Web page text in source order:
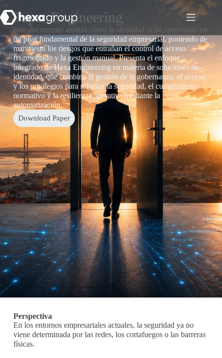
Paper Engineering
Este documento analiza cómo la identidad se ha convertido en
un pilar fundamental de la seguridad empresarial, poniendo de
manifiesto los riesgos que entrañan el control de acceso
fragmentado y la gestión manual. Presenta el enfoque
integrado de Hexa Engineering en materia de soluciones de
identidad, que combina la gestión de la gobernanza, el acceso
y los privilegios para reforzar la seguridad, el cumplimiento
normativo y la resiliencia operativa mediante la
automatización.
Download Paper
Perspectiva
En los entornos empresariales actuales, la seguridad ya no
viene determinada por las redes, los cortafuegos o las barreras
físicas.